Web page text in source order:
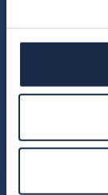
Konferenzen